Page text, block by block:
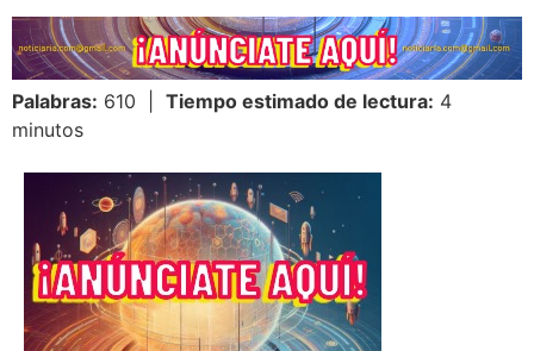
Palabras: 610 | Tiempo estimado de lectura: 4
minutos